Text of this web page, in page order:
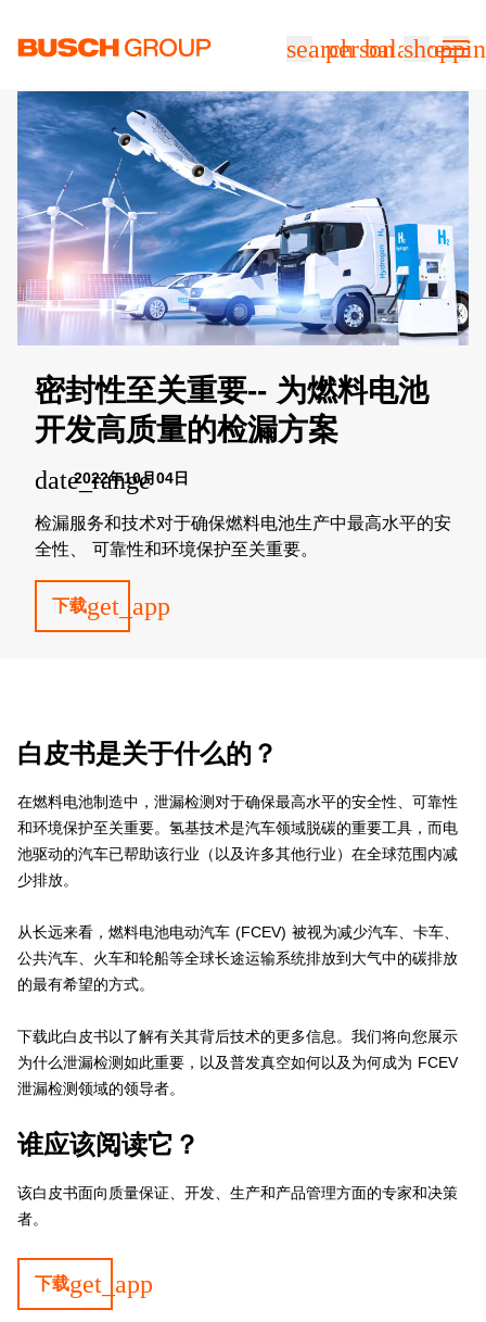
searchpersonbalance
密封性至关重要-- 为燃料电池
开发高质量的检漏方案
date_range
2022年10月04日
检漏服务和技术对于确保燃料电池生产中最高水平的安
全性、 可靠性和环境保护至关重要。
下载get_app
白皮书是关于什么的？
在燃料电池制造中，泄漏检测对于确保最高水平的安全性、可靠性
和环境保护至关重要。氢基技术是汽车领域脱碳的重要工具，而电
池驱动的汽车已帮助该行业（以及许多其他行业）在全球范围内减
少排放。
从长远来看，燃料电池电动汽车 (FCEV) 被视为减少汽车、卡车、
公共汽车、火车和轮船等全球长途运输系统排放到大气中的碳排放
的最有希望的方式。
下载此白皮书以了解有关其背后技术的更多信息。我们将向您展示
为什么泄漏检测如此重要，以及普发真空如何以及为何成为 FCEV
泄漏检测领域的领导者。
谁应该阅读它？
该白皮书面向质量保证、开发、生产和产品管理方面的专家和决策
者。
下载get_app